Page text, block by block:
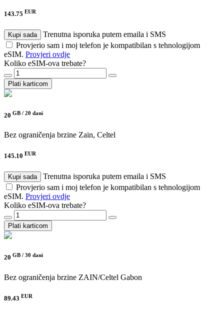
143.75 EUR
Kupi sada
Trenutna isporuka putem emaila i SMS
Provjerio sam i moj telefon je kompatibilan s tehnologijom
eSIM. Provjeri ovdje
Koliko eSIM-ova trebate?
Plati karticom
20 GB / 20 dani
Bez ograničenja brzine Zain, Celtel
145.10 EUR
Kupi sada
Trenutna isporuka putem emaila i SMS
Provjerio sam i moj telefon je kompatibilan s tehnologijom
eSIM. Provjeri ovdje
Koliko eSIM-ova trebate?
Plati karticom
20 GB / 30 dani
Bez ograničenja brzine ZAIN/Celtel Gabon
89.43 EUR